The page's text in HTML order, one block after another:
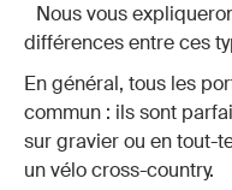
Nous vous
différences entre ces
En général, tous les
commun : ils sont
sur gravier ou en tout-
un vélo cross-country.